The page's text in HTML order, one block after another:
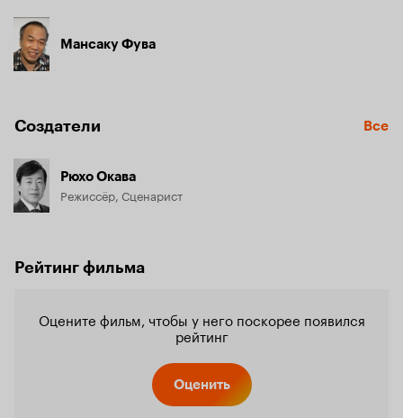
Мансаку Фува
Создатели Все
Рюхо Окава
Режиссёр, Сценарист
Рейтинг фильма
Оцените фильм, чтобы у него поскорее появился
рейтинг
Оценить